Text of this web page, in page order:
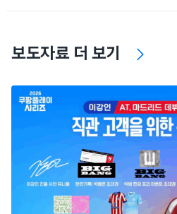
보도자료 더 보기